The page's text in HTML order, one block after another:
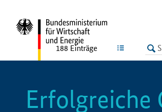
LISTE
188 Einträge
Erfolgreiche